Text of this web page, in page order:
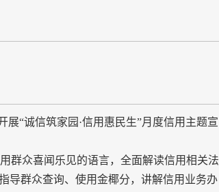
“诚信筑家园·信用惠民生”月度信用主题宣
众喜闻乐见的语言，全面解读信用相关法
导群众查询、使用金椰分，讲解信用业务办